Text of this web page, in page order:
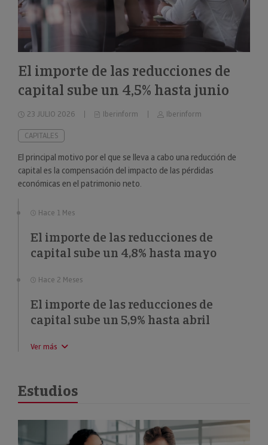
El importe de las reducciones de
capital sube un 4,5% hasta junio
23 JULIO 2026 Iberinform Iberinform
CAPITALES
El principal motivo por el que se lleva a cabo una reducción de
capital es la compensación del impacto de las pérdidas
económicas en el patrimonio neto.
Hace 1 Mes
El importe de las reducciones de
capital sube un 4,8% hasta mayo
Hace 2 Meses
El importe de las reducciones de
capital sube un 5,9% hasta abril
Ver más
Estudios